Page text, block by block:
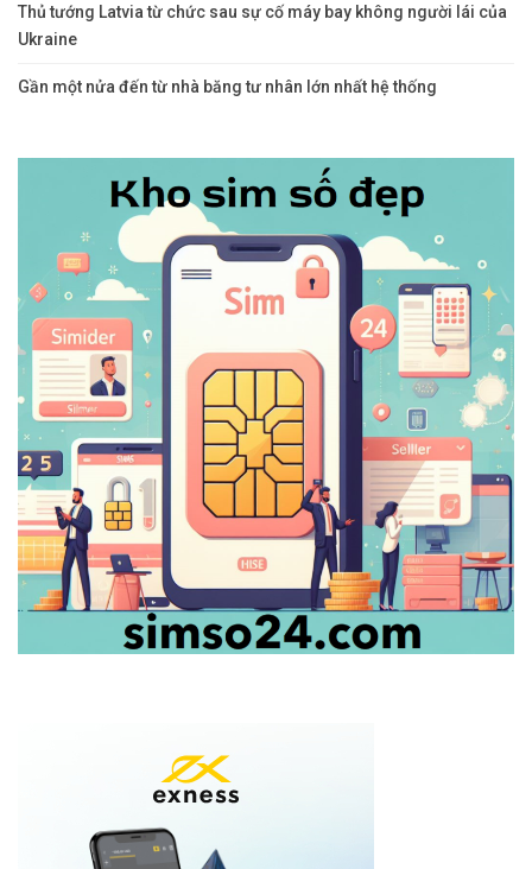
Thủ tướng Latvia từ chức sau sự cố máy bay không người lái của
Ukraine
Gần một nửa đến từ nhà băng tư nhân lớn nhất hệ thống